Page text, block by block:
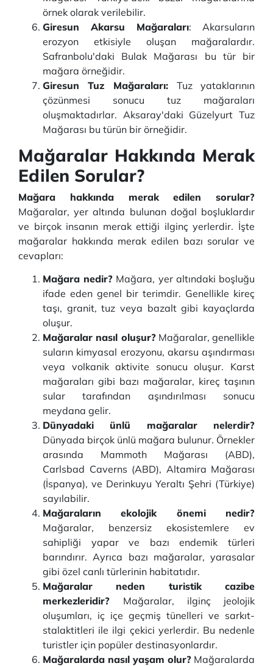
örnek olarak verilebilir.
Giresun Akarsu Mağaraları: Akarsuların
erozyon etkisiyle oluşan mağaralardır.
Safranbolu'daki Bulak Mağarası bu tür bir
mağara örneğidir.
Giresun Tuz Mağaraları: Tuz yataklarının
çözünmesi sonucu tuz mağaraları
oluşmaktadırlar. Aksaray'daki Güzelyurt Tuz
Mağarası bu türün bir örneğidir.
Mağaralar Hakkında Merak
Edilen Sorular?
Mağara hakkında merak edilen sorular?
Mağaralar, yer altında bulunan doğal boşluklardır
ve birçok insanın merak ettiği ilginç yerlerdir. İşte
mağaralar hakkında merak edilen bazı sorular ve
cevapları:
Mağara nedir? Mağara, yer altındaki boşluğu
ifade eden genel bir terimdir. Genellikle kireç
taşı, granit, tuz veya bazalt gibi kayaçlarda
oluşur.
Mağaralar nasıl oluşur?Mağaralar, genellikle
suların kimyasal erozyonu, akarsu aşındırması
veya volkanik aktivite sonucu oluşur. Karst
mağaraları gibi bazı mağaralar, kireç taşının
sular tarafından aşındırılması sonucu
meydana gelir.
Dünyadaki ünlü mağaralar nelerdir?
Dünyada birçok ünlü mağara bulunur. Örnekler
arasında Mammoth Mağarası (ABD),
Carlsbad Caverns (ABD), Altamira Mağarası
(İspanya), ve Derinkuyu Yeraltı Şehri (Türkiye)
sayılabilir.
Mağaraların ekolojik önemi nedir?
Mağaralar, benzersiz ekosistemlere ev
sahipliği yapar ve bazı endemik türleri
barındırır. Ayrıca bazı mağaralar, yarasalar
gibi özel canlı türlerinin habitatıdır.
Mağaralar neden turistik cazibe
merkezleridir? Mağaralar, ilginç jeolojik
oluşumları, iç içe geçmiş tünelleri ve sarkıt-
stalaktitleri ile ilgi çekici yerlerdir. Bu nedenle
turistler için popüler destinasyonlardır.
Mağaralarda nasıl yaşam olur? Mağaralarda